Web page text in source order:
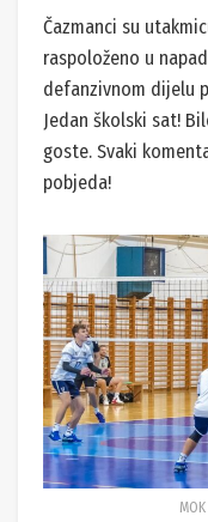
Čazmanci su
raspoloženo u
defanzivnom dijelu
Jedan školski sat!
goste. Svaki
pobjeda!